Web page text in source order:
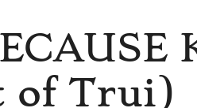
of Trui)